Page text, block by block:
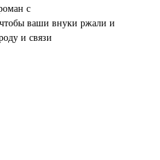
с
ваши внуки ржали и
и связи